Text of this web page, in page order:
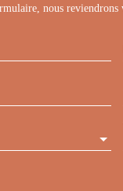
nous reviendrons